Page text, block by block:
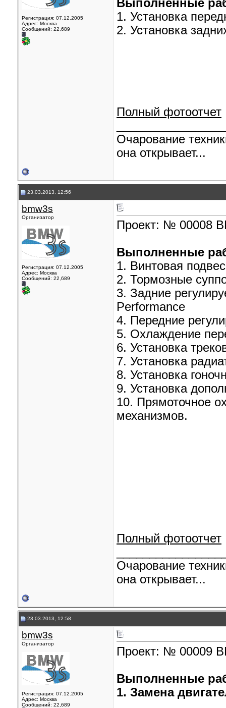
Регистрация: 07.12.2005
Адрес: Москва
Сообщений: 22,689
Выполненные
1. Установка
2. Установка
Полный фотоотчет
Очарование
она открывает...
23.03.2013, 12:56
bmw3s
Организатор
Регистрация: 07.12.2005
Адрес: Москва
Сообщений: 22,689
Проект: № 00008
Выполненные
1. Винтовая
2. Тормозные
3. Задние
Performance
4. Передние
5. Охлаждение
6. Установка
7. Установка
8. Установка
9. Установка
10. Прямоточное
механизмов.
Полный фотоотчет
Очарование
она открывает...
23.03.2013, 12:58
bmw3s
Организатор
Регистрация: 07.12.2005
Адрес: Москва
Сообщений: 22,689
Проект: № 00009
Выполненные
1. Замена